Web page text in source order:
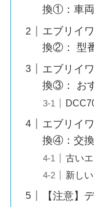
換①：車
エブリイ
換②： 型
エブリイ
換③： お
エブリイ
換④：交
古い
新し
【注意】